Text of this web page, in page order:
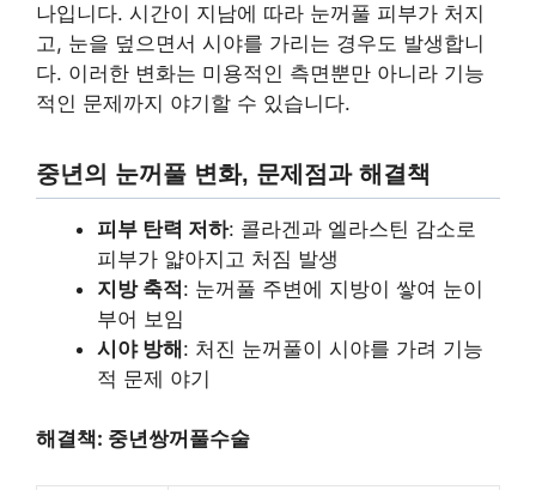
나입니다. 시간이 지남에 따라 눈꺼풀 피부가 처지
고, 눈을 덮으면서 시야를 가리는 경우도 발생합니
다. 이러한 변화는 미용적인 측면뿐만 아니라 기능
적인 문제까지 야기할 수 있습니다.
중년의 눈꺼풀 변화, 문제점과 해결책
피부 탄력 저하: 콜라겐과 엘라스틴 감소로
피부가 얇아지고 처짐 발생
지방 축적: 눈꺼풀 주변에 지방이 쌓여 눈이
부어 보임
시야 방해: 처진 눈꺼풀이 시야를 가려 기능
적 문제 야기
해결책: 중년쌍꺼풀수술